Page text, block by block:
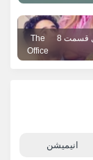
تگ تصویر عوض شد 1080 اختصاصی تاینی موویز { فصل اول قسمت 8
The
Office
انیمیشن